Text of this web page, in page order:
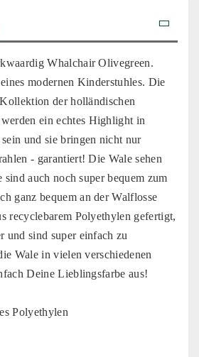
Whalchair Olivegreen.
modernen Kinderstuhles. Die
der holländischen
ein echtes Highlight in
und sie bringen nicht nur
- garantiert! Die Wale sehen
auch noch super bequem zum
ganz bequem an der Walflosse
recyclebarem Polyethylen gefertigt,
und sind super einfach zu
Wale in vielen verschiedenen
Deine Lieblingsfarbe aus!
Polyethylen